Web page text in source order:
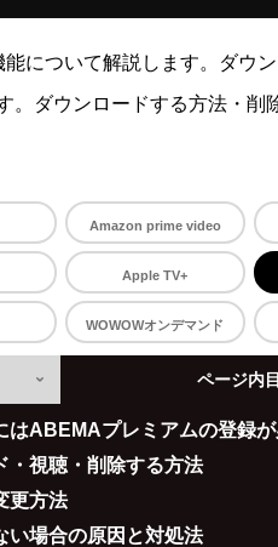
について解説します。ダウ
。ダウンロードする方法・削
Amazon prime video
Apple TV+
WOWOWオンデマンド
ページ内
はABEMAプレミアムの登録
・視聴・削除する方法
更方法
い場合の原因と対処法